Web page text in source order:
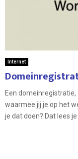
Internet
Een
waarmee jij je op het
je dat doen? Dat lees je